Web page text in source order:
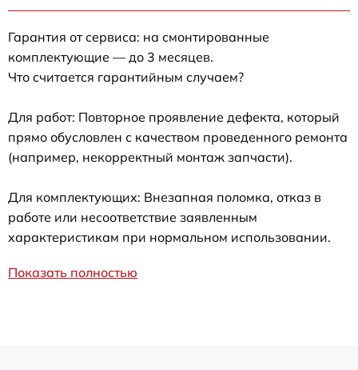
Гарантия от сервиса: на смонтированные
комплектующие — до 3 месяцев.
Что считается гарантийным случаем?
Для работ: Повторное проявление дефекта, который
прямо обусловлен с качеством проведенного ремонта
(например, некорректный монтаж запчасти).
Для комплектующих: Внезапная поломка, отказ в
работе или несоответствие заявленным
характеристикам при нормальном использовании.
Показать полностью